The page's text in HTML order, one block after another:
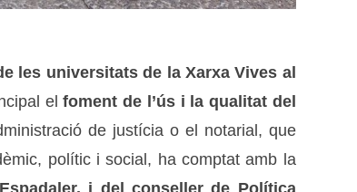
les universitats de la Xarxa Vives al
el foment de l’ús i la qualitat del
de justícia o el notarial, que
polític i social, ha comptat amb la